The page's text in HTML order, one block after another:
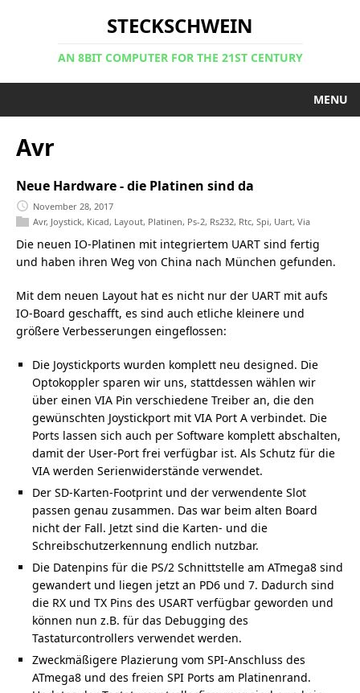
STECKSCHWEIN
AN 8BIT COMPUTER FOR THE 21ST CENTURY
MENU
Avr
Neue Hardware - die Platinen sind da
November 28, 2017
Avr, Joystick, Kicad, Layout, Platinen, Ps-2, Rs232, Rtc, Spi, Uart, Via
Die neuen IO-Platinen mit integriertem UART sind fertig
und haben ihren Weg von China nach München gefunden.
Mit dem neuen Layout hat es nicht nur der UART mit aufs
IO-Board geschafft, es sind auch etliche kleinere und
größere Verbesserungen eingeflossen:
Die Joystickports wurden komplett neu designed. Die
Optokoppler sparen wir uns, stattdessen wählen wir
über einen VIA Pin verschiedene Treiber an, die den
gewünschten Joystickport mit VIA Port A verbindet. Die
Ports lassen sich auch per Software komplett abschalten,
damit der User-Port frei verfügbar ist. Als Schutz für die
VIA werden Serienwiderstände verwendet.
Der SD-Karten-Footprint und der verwendente Slot
passen genau zusammen. Das war beim alten Board
nicht der Fall. Jetzt sind die Karten- und die
Schreibschutzerkennung endlich nutzbar.
Die Datenpins für die PS/2 Schnittstelle am ATmega8 sind
gewandert und liegen jetzt an PD6 und 7. Dadurch sind
die RX und TX Pins des USART verfügbar geworden und
können nun z.B. für das Debugging des
Tastaturcontrollers verwendet werden.
Zweckmäßigere Plazierung vom SPI-Anschluss des
ATmega8 und des freien SPI Ports am Platinenrand.